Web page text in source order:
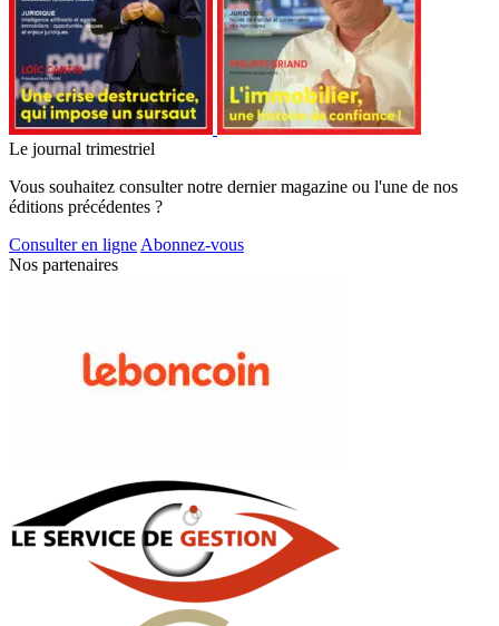
Le journal trimestriel
Vous souhaitez consulter notre dernier magazine ou l'une de nos
éditions précédentes ?
Consulter en ligne Abonnez-vous
Nos partenaires